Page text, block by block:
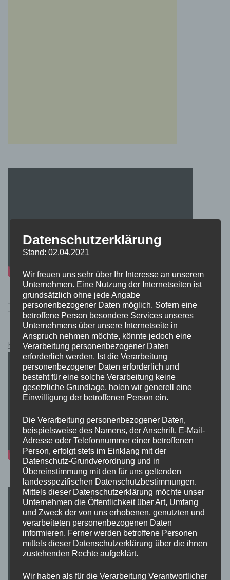
Pokémon Schwert und Schild Kauflink.>LINK<
Datenschutzerklärung
Stand: 02.04.2021
Wir freuen uns sehr über Ihr Interesse an unserem
Unternehmen. Eine Nutzung der Internetseiten ist
grundsätzlich ohne jede Angabe
personenbezogener Daten möglich. Sofern eine
betroffene Person besondere Services unseres
Unternehmens über unsere Internetseite in
Anspruch nehmen möchte, könnte jedoch eine
Verarbeitung personenbezogener Daten
erforderlich werden. Ist die Verarbeitung
personenbezogener Daten erforderlich und
besteht für eine solche Verarbeitung keine
gesetzliche Grundlage, holen wir generell eine
Einwilligung der betroffenen Person ein.
Die Verarbeitung personenbezogener Daten,
beispielsweise des Namens, der Anschrift, E-Mail-
Adresse oder Telefonnummer einer betroffenen
Person, erfolgt stets im Einklang mit der
Datenschutz-Grundverordnung und in
Übereinstimmung mit den für uns geltenden
landesspezifischen Datenschutzbestimmungen.
Mittels dieser Datenschutzerklärung möchte unser
Unternehmen die Öffentlichkeit über Art, Umfang
und Zweck der von uns erhobenen, genutzten und
verarbeiteten personenbezogenen Daten
informieren. Ferner werden betroffene Personen
mittels dieser Datenschutzerklärung über die ihnen
zustehenden Rechte aufgeklärt.
Wir haben als für die Verarbeitung Verantwortlicher